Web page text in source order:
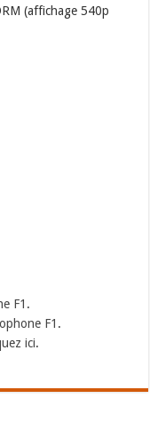
(affichage 540p
F1 .
F1 .
ici.